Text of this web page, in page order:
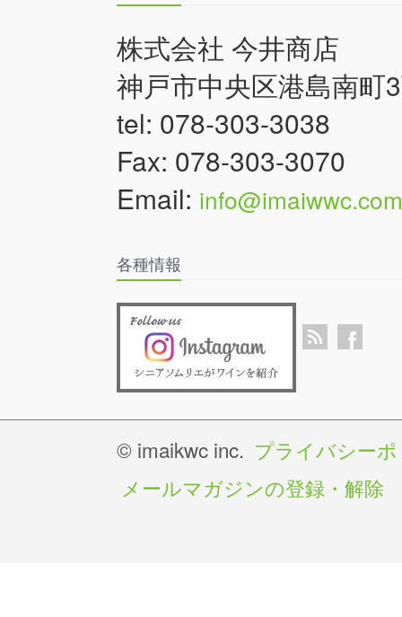
株式会社 今井商店
神戸市中央区港島南町
tel: 078-303-3038
Fax: 078-303-3070
Email: info@imaiwwc.com
各種情報
© imaikwc inc. プライバシー
メールマガジンの登録・解除